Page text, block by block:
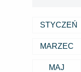
STYCZEŃ
MARZEC
MAJ